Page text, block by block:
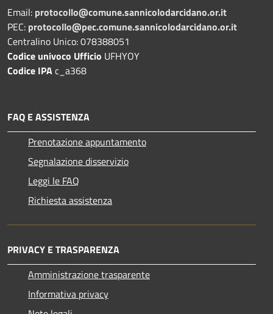
Email: protocollo@comune.sannicolodarcidano.or.it
PEC: protocollo@pec.comune.sannicolodarcidano.or.it
Centralino Unico: 078388051
Codice univoco Ufficio UFHYOY
Codice IPAc_a368
FAQ E ASSISTENZA
Prenotazione appuntamento
Segnalazione disservizio
Leggi le FAQ
Richiesta assistenza
PRIVACY E TRASPARENZA
Amministrazione trasparente
Informativa privacy